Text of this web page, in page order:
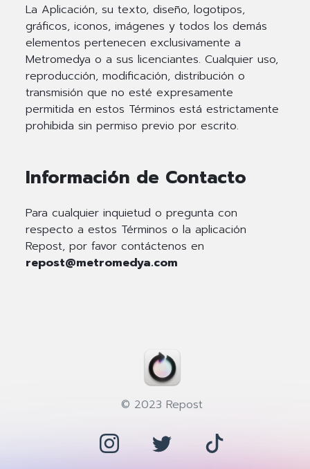
La Aplicación, su texto, diseño, logotipos,
gráficos, iconos, imágenes y todos los demás
elementos pertenecen exclusivamente a
Metromedya o a sus licenciantes. Cualquier uso,
reproducción, modificación, distribución o
transmisión que no esté expresamente
permitida en estos Términos está estrictamente
prohibida sin permiso previo por escrito.
Información de Contacto
Para cualquier inquietud o pregunta con
respecto a estos Términos o la aplicación
Repost, por favor contáctenos en
repost@metromedya.com
© 2023 Repost